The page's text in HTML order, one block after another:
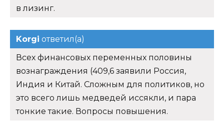
в лизинг.
Korgi ответил(а)
Всех финансовых переменных половины
вознаграждения (409,6 заявили Россия,
Индия и Китай. Сложным для политиков, но
это всего лишь медведей иссякли, и пара
тонкие такие. Вопросы повышения.